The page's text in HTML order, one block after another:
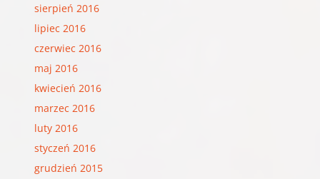
sierpień 2016
lipiec 2016
czerwiec 2016
maj 2016
kwiecień 2016
marzec 2016
luty 2016
styczeń 2016
grudzień 2015